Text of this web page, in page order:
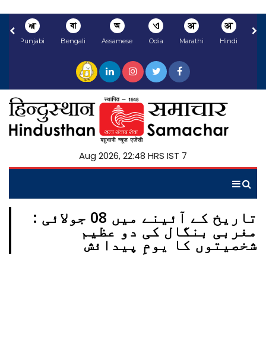
अ
Hindi
अ
Marathi
ଏ
Odia
অ
Assamese
বা
Bengali
ਅ
Punjabi
7 Aug 2026, 22:48 HRS IST
تاریخ کے آئینے میں 08 جولائی :
مغربی بنگال کی دو عظیم
شخصیتوں کا یومِ پیدائش